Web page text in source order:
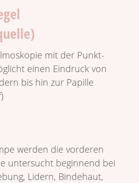
mit der Punkt­
einen Eindruck von
bis hin zur Papille
werden die vorderen
unter­sucht begin­nend bei
Lidern, Binde­haut,